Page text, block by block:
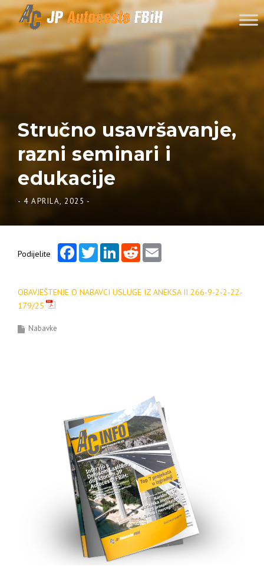
Skip to content
Stručno usavršavanje,
razni seminari i
edukacije
- 4 APRILA, 2025 -
Podijelite
FacebookTwitterLinkedInReddit
OBAVJEŠTENJE O NABAVCI USLUGE IZ ANEKSA II 266-9-2-2-22-
179/25
Nabavke